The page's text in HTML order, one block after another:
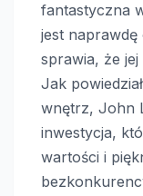
fantastyczna
jest
sprawia, że jej
Jak
wnętrz, John
inwestycja,
wartości i